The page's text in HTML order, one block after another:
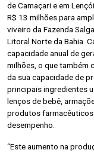
de Camaçari e em
R$ 13 milhões para
viveiro da Fazenda
Litoral Norte da Bahia.
capacidade anual de
milhões, o que também
da sua capacidade de
principais ingredientes
lenços de bebê,
produtos
desempenho.
“Este aumento na